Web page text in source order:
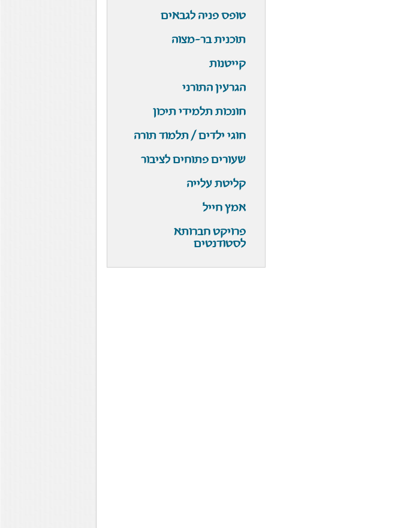
טופס פניה לגבאים
תוכנית בר-מצוה
קייטנות
הגרעין התורני
חונכות תלמידי תיכון
חוגי ילדים / תלמוד תורה
שעורים פתוחים לציבור
קליטת עלייה
אמץ חייל
פרויקט חברותא
לסטודנטים